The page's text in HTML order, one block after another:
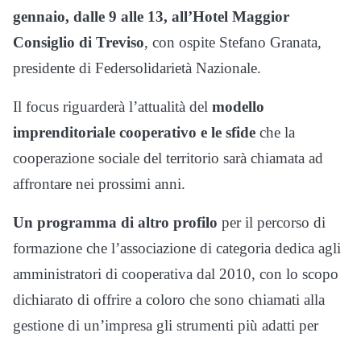
gennaio, dalle 9 alle 13, all’Hotel Maggior
Consiglio di Treviso, con ospite Stefano Granata,
presidente di Federsolidarietà Nazionale.
Il focus riguarderà l’attualità del modello
imprenditoriale cooperativo e le sfide che la
cooperazione sociale del territorio sarà chiamata ad
affrontare nei prossimi anni.
Un programma di altro profilo per il percorso di
formazione che l’associazione di categoria dedica agli
amministratori di cooperativa dal 2010, con lo scopo
dichiarato di offrire a coloro che sono chiamati alla
gestione di un’impresa gli strumenti più adatti per